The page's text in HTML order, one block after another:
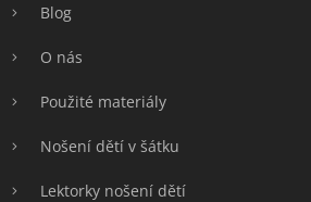
Blog
O nás
Použité materiály
Nošení dětí v šátku
Lektorky nošení dětí